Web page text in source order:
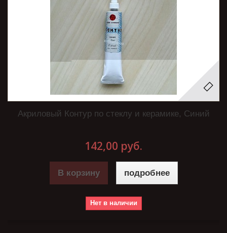
Акриловый Контур по стеклу и керамике, Синий
142,00 руб.
В корзину подробнее
Нет в наличии